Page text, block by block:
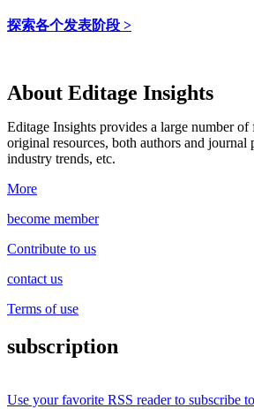
探索各个发表阶段 >
About Editage Insights
Editage Insights provides a large number
original resources, both authors and
industry trends, etc.
More
become member
Contribute to us
contact us
Terms of use
subscription
Use your favorite RSS reader to subscribe